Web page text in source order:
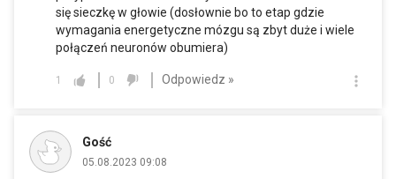
się sieczkę w głowie (dosłownie bo to etap gdzie
wymagania energetyczne mózgu są zbyt duże i wiele
połączeń neuronów obumiera)
1 0 Odpowiedz »
Gość
05.08.2023 09:08